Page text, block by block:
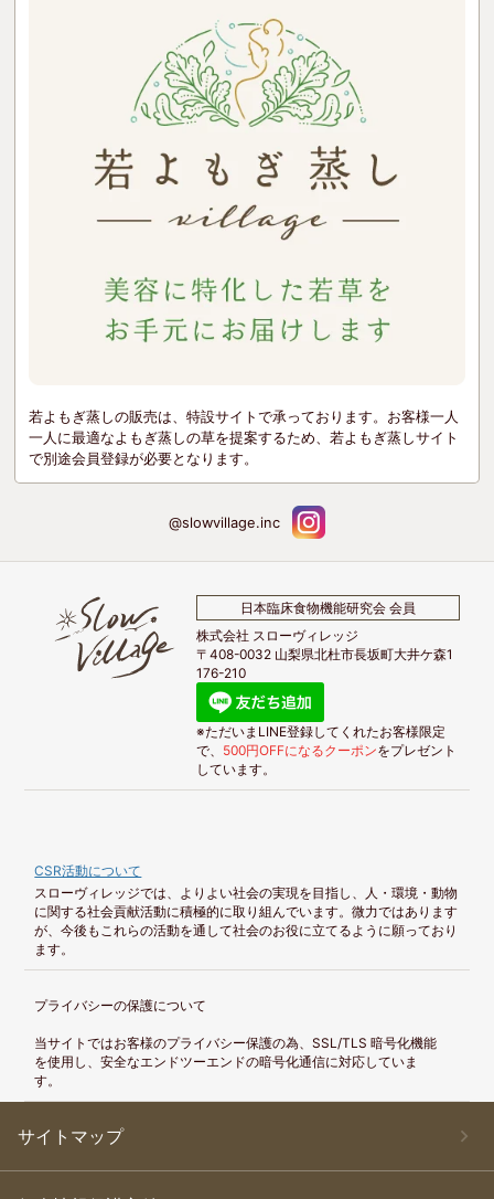
若よもぎ蒸しの販売は、特設サイトで承っております。お客様一人
一人に最適なよもぎ蒸しの草を提案するため、若よもぎ蒸しサイト
で別途会員登録が必要となります。
@slowvillage.inc
日本臨床食物機能研究会 会員
株式会社 スローヴィレッジ
〒408-0032 山梨県北杜市長坂町大井ケ森1
176-210
※ただいまLINE登録してくれたお客様限定
で、 500円OFFになるクーポンをプレゼント
しています。
CSR活動について
スローヴィレッジでは、よりよい社会の実現を目指し、人・環境・動物
に関する社会貢献活動に積極的に取り組んでいます。微力ではあります
が、今後もこれらの活動を通して社会のお役に立てるように願っており
ます。
プライバシーの保護について
当サイトではお客様のプライバシー保護の為、SSL/TLS 暗号化機能
を使用し、安全なエンドツーエンドの暗号化通信に対応していま
す。
サイトマップ